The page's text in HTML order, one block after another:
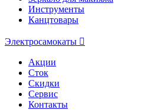
Инструменты
Канцтовары
Электросамокаты
Акции
Сток
Скидки
Сервис
Контакты